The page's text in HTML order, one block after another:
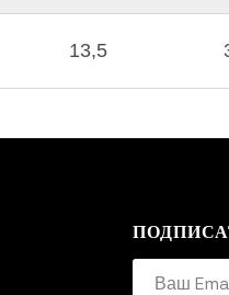
13,5